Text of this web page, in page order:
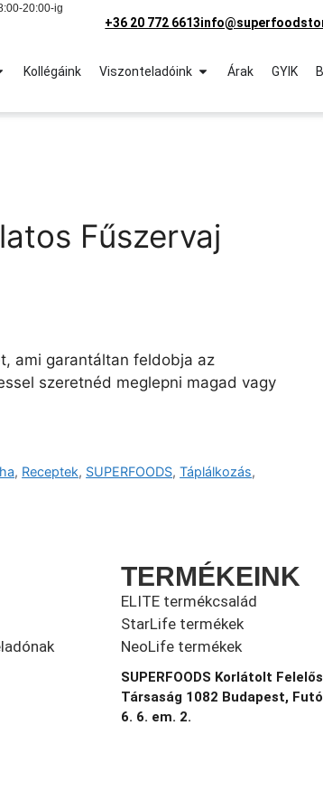
20:00-ig
+36 20 772 6613
Kollégáink Viszonteladóink Árak GYIK
Fűszervaj
ami garantáltan feldobja az
szeretnéd meglepni magad vagy
, Receptek, SUPERFOODS,Táplálkozás,
TERMÉKEINK
ELITE termékcsalád
StarLife termékek
NeoLife termékek
SUPERFOODS Korlátolt
Társaság 1082 Budapest,
6. 6. em. 2.